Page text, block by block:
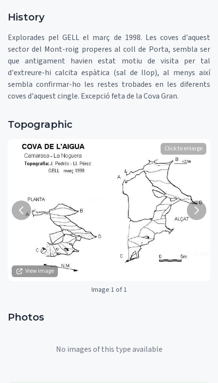
History
Explorades pel GELL el març de 1998. Les coves d'aquest
sector del Mont-roig properes al coll de Porta, sembla ser
que antigament havien estat motiu de visita per tal
d'extreure-hi calcita espàtica (sal de llop), al menys així
sembla confirmar-ho les restes trobades en les diferents
coves d'aquest cingle. Excepció feta de la Cova Gran.
Topographic
View image
Click to enlarge
Image 1 of 1
Photos
No images of this type available